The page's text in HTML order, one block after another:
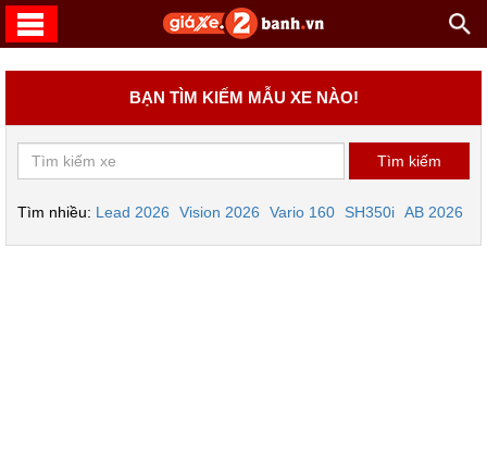
BẠN TÌM KIẾM MẪU XE NÀO!
Tìm nhiều: Lead 2026 Vision 2026 Vario 160 SH350i AB 2026